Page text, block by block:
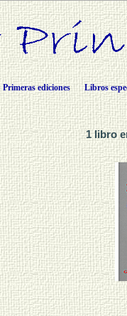
Primeras ediciones Libros
1 libro